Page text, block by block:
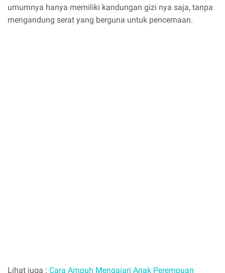
umumnya hanya memiliki kandungan gizi nya saja, tanpa
mengandung serat yang berguna untuk pencernaan.
Lihat juga : Cara Ampuh Mengajari Anak Perempuan